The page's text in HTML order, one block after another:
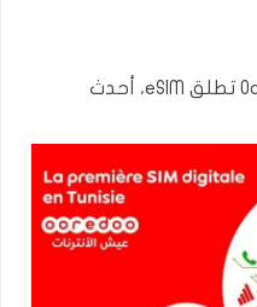
لأوّل مرّة في تونس:Ooredoo تطلق eSIM، أحدث